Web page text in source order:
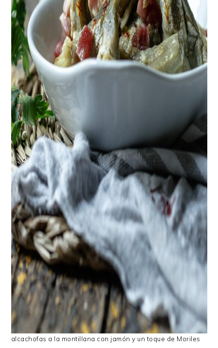
alcachofas a la montillana con jamón y un toque de Moriles